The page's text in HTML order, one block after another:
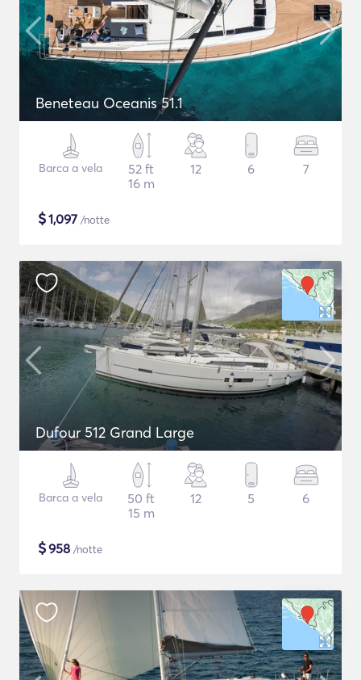
Beneteau Oceanis 51.1
Barca a vela
52 ft
16 m
12 6 7
$1,097 /notte
Dufour 512 Grand Large
Barca a vela
50 ft
15 m
12 5 6
$958 /notte